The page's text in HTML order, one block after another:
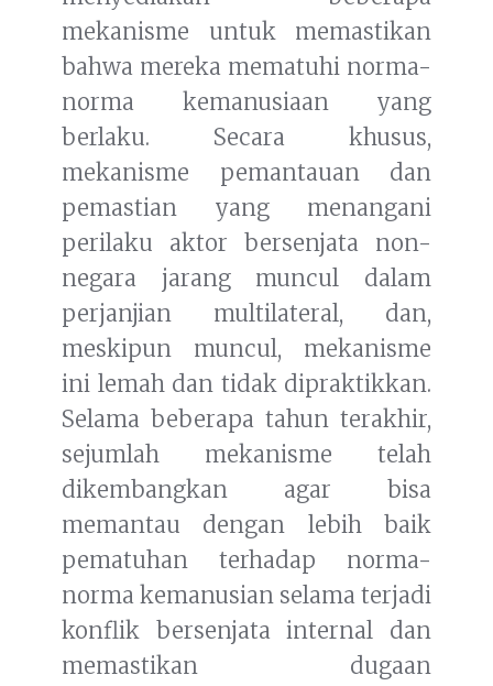
mekanisme untuk memastikan
bahwa mereka mematuhi norma-
norma kemanusiaan yang
berlaku. Secara khusus,
mekanisme pemantauan dan
pemastian yang menangani
perilaku aktor bersenjata non-
negara jarang muncul dalam
perjanjian multilateral, dan,
meskipun muncul, mekanisme
ini lemah dan tidak dipraktikkan.
Selama beberapa tahun terakhir,
sejumlah mekanisme telah
dikembangkan agar bisa
memantau dengan lebih baik
pematuhan terhadap norma-
norma kemanusian selama terjadi
konflik bersenjata internal dan
memastikan dugaan